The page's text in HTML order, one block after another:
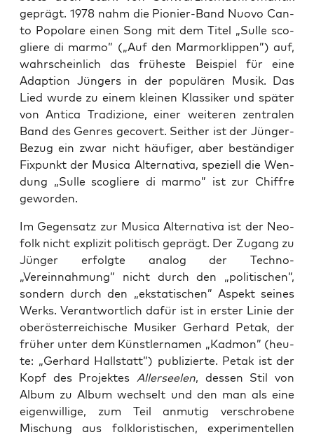
geprägt. 1978 nahm die Pio­nier-Band Nuo­vo Can­
to Popola­re einen Song mit dem Titel „Sul­le sco­
glie­re di mar­mo” („Auf den Mar­mor­klip­pen”) auf,
wahr­schein­lich das frü­hes­te Bei­spiel für eine
Adap­ti­on Jün­gers in der popu­lä­ren Musik. Das
Lied wur­de zu einem klei­nen Klas­si­ker und spä­ter
von Anti­ca Tra­di­zio­ne, einer wei­te­ren zen­tra­len
Band des Gen­res geco­vert. Seit­her ist der Jün­ger-
Bezug ein zwar nicht häu­fi­ger, aber bestän­di­ger
Fix­punkt der Musi­ca Alter­na­ti­va, spe­zi­ell die Wen­
dung „Sul­le sco­glie­re di mar­mo” ist zur Chif­fre
geworden.
Im Gegen­satz zur Musi­ca Alter­na­ti­va ist der Neo­
folk nicht expli­zit poli­tisch geprägt. Der Zugang zu
Jün­ger erfolg­te ana­log der Techno-
„Vereinnahmung” nicht durch den „poli­ti­schen”,
son­dern durch den „eksta­ti­schen” Aspekt sei­nes
Werks. Ver­ant­wort­lich dafür ist in ers­ter Linie der
ober­ös­ter­rei­chi­sche Musi­ker Ger­hard Petak, der
frü­her unter dem Künst­ler­na­men „Kad­mon” (heu­
te: „Ger­hard Hall­statt”) publi­zier­te. Petak ist der
Kopf des Pro­jek­tes Aller­see­len, des­sen Stil von
Album zu Album wech­selt und den man als eine
eigen­wil­li­ge, zum Teil anmu­tig ver­schro­be­ne
Mischung aus folk­lo­ris­ti­schen, expe­ri­men­tel­len